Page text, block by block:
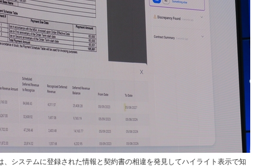
システムに登録された情報と契約書の相違を発見してハイライト表示で知